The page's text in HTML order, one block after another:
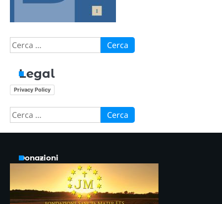
Ricerca
per:
Legal
Privacy Policy
Ricerca
per:
Donazioni